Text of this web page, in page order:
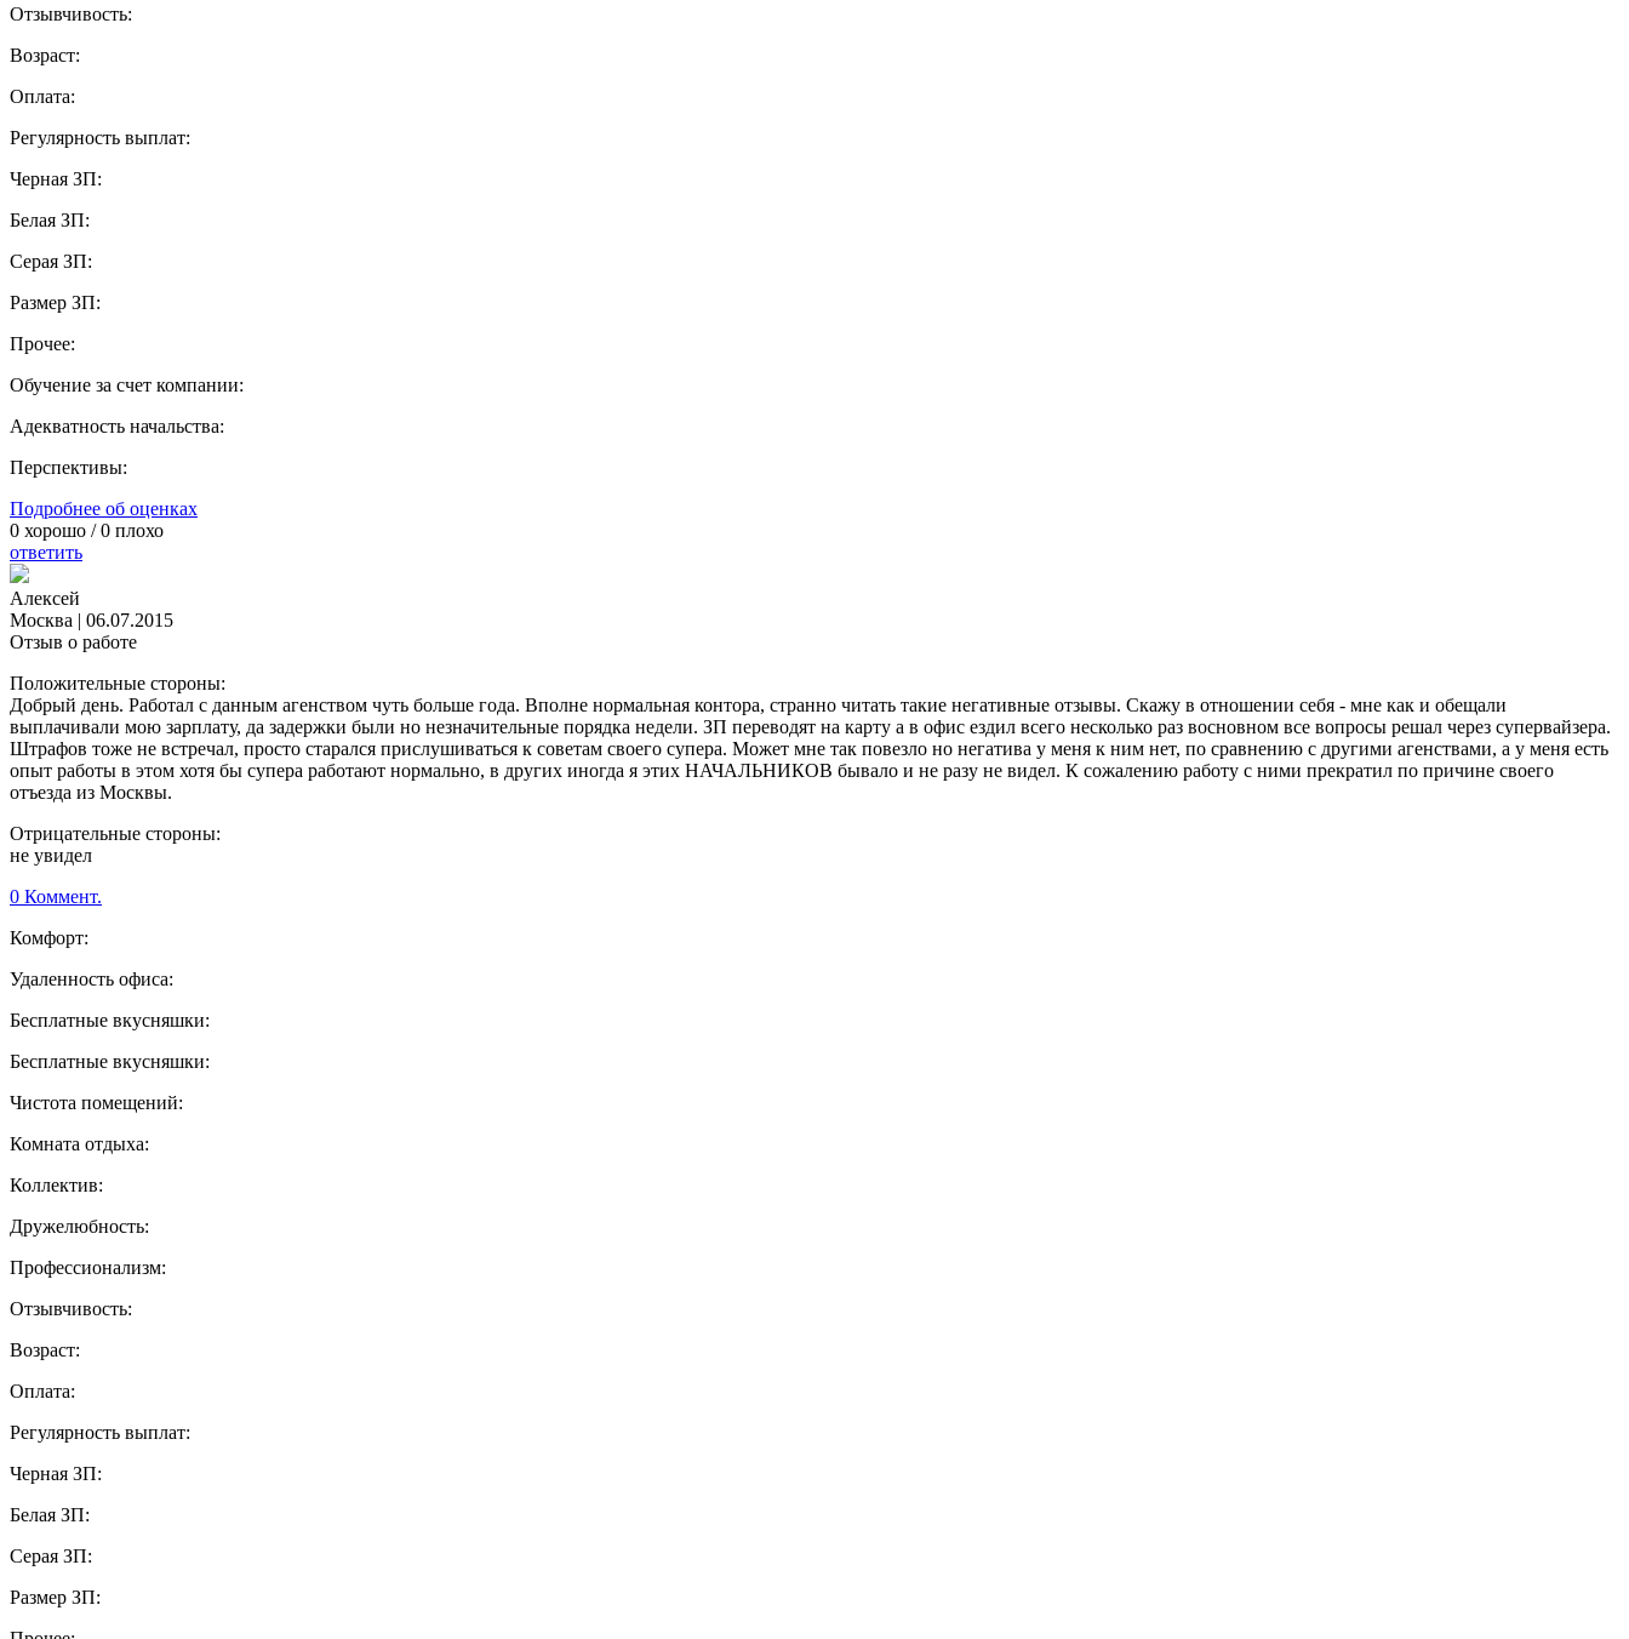
Отзывчивость:
Возраст:
Оплата:
Регулярность выплат:
Черная ЗП:
Белая ЗП:
Серая ЗП:
Размер ЗП:
Прочее:
Обучение за счет компании:
Адекватность начальства:
Перспективы:
Подробнее об оценках
0 хорошо /0 плохо
ответить
Алексей
Москва | 06.07.2015
Отзыв о работе
Положительные стороны:
Добрый день. Работал с данным агенством чуть больше года. Вполне нормальная контора, странно читать такие негативные отзывы. Скажу в отношении себя - мне как и обещали
выплачивали мою зарплату, да задержки были но незначительные порядка недели. ЗП переводят на карту а в офис ездил всего несколько раз восновном все вопросы решал через супервайзера.
Штрафов тоже не встречал, просто старался прислушиваться к советам своего супера. Может мне так повезло но негатива у меня к ним нет, по сравнению с другими агенствами, а у меня есть
опыт работы в этом хотя бы супера работают нормально, в других иногда я этих НАЧАЛЬНИКОВ бывало и не разу не видел. К сожалению работу с ними прекратил по причине своего
отъезда из Москвы.
Отрицательные стороны:
не увидел
0 Коммент.
Комфорт:
Удаленность офиса:
Бесплатные вкусняшки:
Бесплатные вкусняшки:
Чистота помещений:
Комната отдыха:
Коллектив:
Дружелюбность:
Профессионализм:
Отзывчивость:
Возраст:
Оплата:
Регулярность выплат:
Черная ЗП:
Белая ЗП:
Серая ЗП:
Размер ЗП: